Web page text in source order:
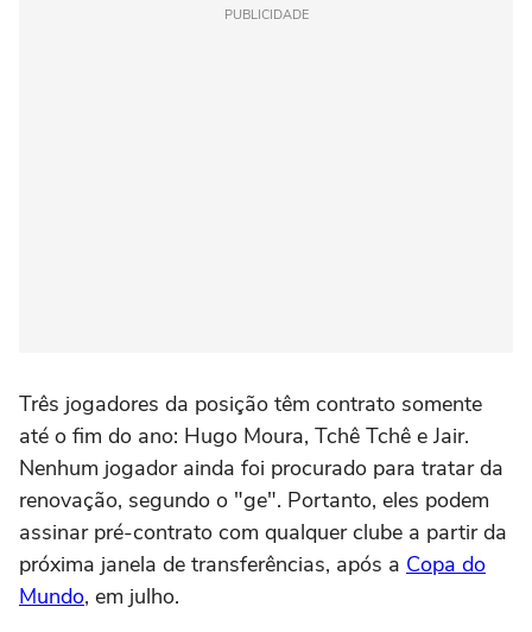
PUBLICIDADE
Três jogadores da posição têm contrato somente
até o fim do ano: Hugo Moura, Tchê Tchê e Jair.
Nenhum jogador ainda foi procurado para tratar da
renovação, segundo o "ge". Portanto, eles podem
assinar pré-contrato com qualquer clube a partir da
próxima janela de transferências, após a Copa do
Mundo, em julho.